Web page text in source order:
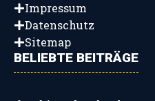
Impressum
Datenschutz
Sitemap
BELIEBTE BEITRÄGE